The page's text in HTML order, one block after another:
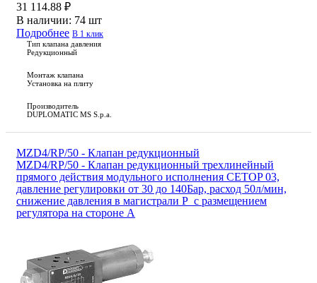
31 114.88 ₽
В наличии: 74 шт
Подробнее В 1 клик
Тип клапана давления
Редукционный
Монтаж клапана
Установка на плиту
Производитель
DUPLOMATIC MS S.p.a.
MZD4/RP/50 - Клапан редукционный
MZD4/RP/50 - Клапан редукционный трехлинейный
прямого действия модульного исполнения CETOP 03,
давление регулировки от 30 до 140Бар, расход 50л/мин,
снижение давления в магистрали P с размещением
регулятора на стороне A